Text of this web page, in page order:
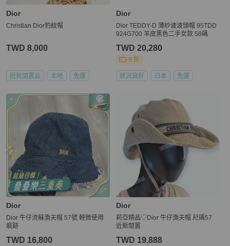
Dior
Christian Dior豹紋帽
TWD 8,000
近新閒置品 本地 免運
Dior
Dior TEDDY-D 薄紗波波頭帽 95TDD
924G700 羊皮黑色二手女款 58碼
TWD 20,280
9 折
狀況良好 日本 免運
Dior
Dior 牛仔流蘇漁夫帽 57號 輕微使用
痕跡
TWD 16,800
Dior
莉亞精品♡Dior 牛仔漁夫帽 尺碼57
近新閒置
TWD 19,888